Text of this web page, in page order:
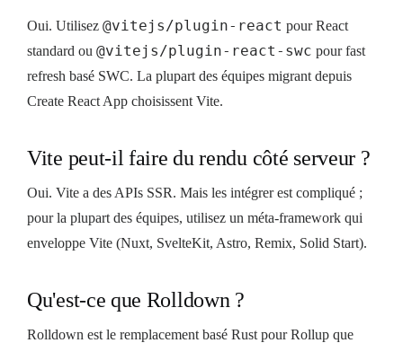
Oui. Utilisez @vitejs/plugin-react pour React
standard ou @vitejs/plugin-react-swc pour fast
refresh basé SWC. La plupart des équipes migrant depuis
Create React App choisissent Vite.
Vite peut-il faire du rendu côté serveur ?
Oui. Vite a des APIs SSR. Mais les intégrer est compliqué ;
pour la plupart des équipes, utilisez un méta-framework qui
enveloppe Vite (Nuxt, SvelteKit, Astro, Remix, Solid Start).
Qu'est-ce que Rolldown ?
Rolldown est le remplacement basé Rust pour Rollup que